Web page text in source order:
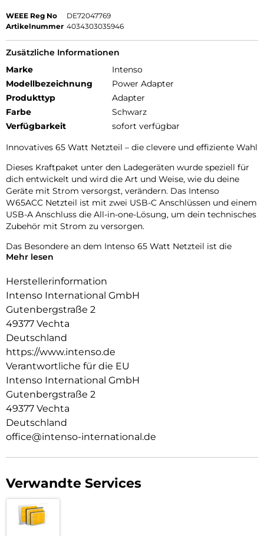
WEEE Reg No
DE72047769
Artikelnummer 4034303035946
Zusätzliche Informationen
Marke
Intenso
Modellbezeichnung
Power Adapter
Produkttyp
Adapter
Farbe
Schwarz
Verfügbarkeit
sofort verfügbar
Innovatives 65 Watt Netzteil – die clevere und effiziente Wahl
Dieses Kraftpaket unter den Ladegeräten wurde speziell für
dich entwickelt und wird die Art und Weise, wie du deine
Geräte mit Strom versorgst, verändern. Das Intenso
W65ACC Netzteil ist mit zwei USB-C Anschlüssen und einem
USB-A Anschluss die All-in-one-Lösung, um dein technisches
Zubehör mit Strom zu versorgen.
Das Besondere an dem Intenso 65 Watt Netzteil ist die
revolutionäre GaN-Technologie. Sie sorgt dafür, dass das
hat den Vorteil, dass das Netzteil problemlos überall
mitgenommen werden kann. Außerdem sorgt die
Energieeffizienz dafür, dass der Ladevorgang nicht nur
schneller geht, sondern auch die Umwelt und deinen
Geldbeutel schont.
Das W65ACC Netzteil von Intenso ist der perfekte Begleiter
für den modernen Lebensstil. Wenn du dein Laptop,
Smartphone, Tablet oder ein anderes USB-betriebenes Gerät
aufladen möchtest, bist du bestens mit unserem 65 Watt
Adapter ausgestattet. Der Adapter ist in den Farben Schwarz
und Weiß erhältlich.
Mehr lesen
Herstellerinformation
Intenso International GmbH
Gutenbergstraße 2
49377 Vechta
Deutschland
https://www.intenso.de
Verantwortliche für die EU
Intenso International GmbH
Gutenbergstraße 2
49377 Vechta
Deutschland
office@intenso-international.de
Verwandte Services